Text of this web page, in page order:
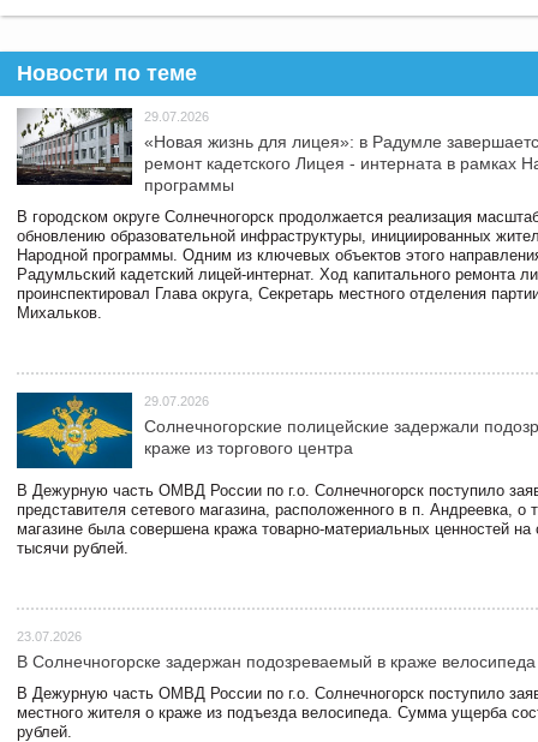
Новости по теме
29.07.2026
«Новая жизнь для лицея»: в Радумле
ремонт кадетского Лицея - интерната в рамках
программы
В городском округе Солнечногорск продолжается реализация
обновлению образовательной инфраструктуры, инициированных
Народной программы. Одним из ключевых объектов этого
Радумльский кадетский лицей-интернат. Ход капитального ремонта
проинспектировал Глава округа, Секретарь местного отделения
Михальков.
29.07.2026
Солнечногорские полицейские задержали
краже из торгового центра
В Дежурную часть ОМВД России по г.о. Солнечногорск поступило
представителя сетевого магазина, расположенного в п. Андреевка, о
магазине была совершена кража товарно-материальных ценностей
тысячи рублей.
23.07.2026
В Солнечногорске задержан подозреваемый в краже велосипеда
В Дежурную часть ОМВД России по г.о. Солнечногорск поступило
местного жителя о краже из подъезда велосипеда. Сумма ущерба
рублей.